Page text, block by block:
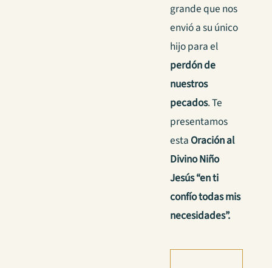
grande que nos
envió a su único
hijo para el
perdón de
nuestros
pecados. Te
presentamos
esta Oración al
Divino Niño
Jesús “en ti
confío todas mis
necesidades”.